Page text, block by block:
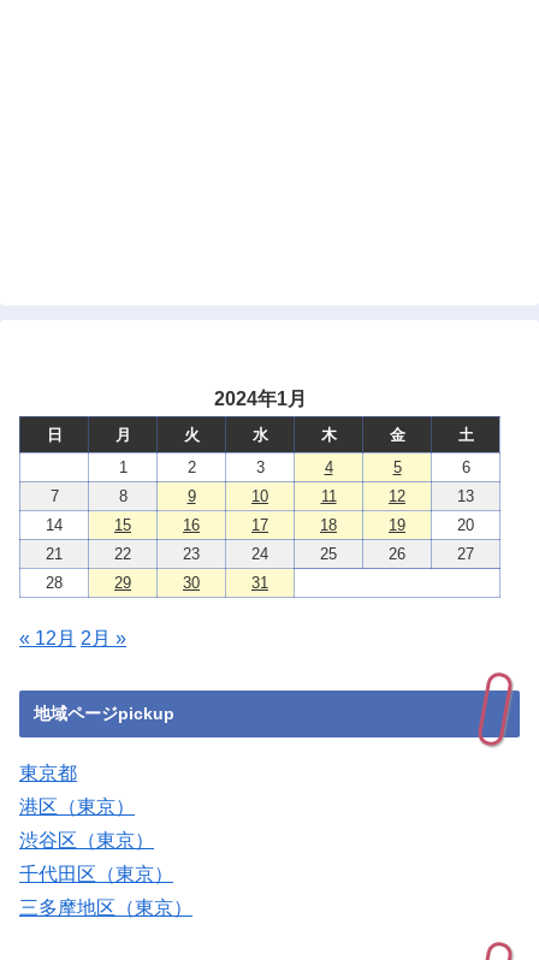
2024年1月
日 月 火 水 木 金
土
1
2 3 4 5
6
7
8 9 10 11 12
13
14
15 16 17 18 19
20
21
22 23 24 25 26
27
28
29 30 31
« 12月 2月 »
地域ページpickup
東京都
港区（東京）
渋谷区（東京）
千代田区（東京）
三多摩地区（東京）